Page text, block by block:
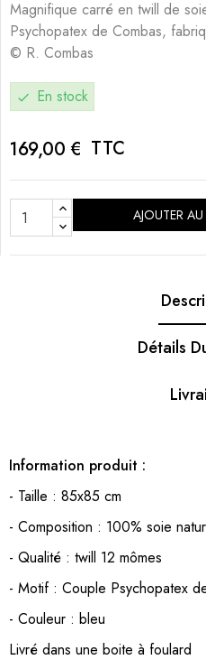
Magnifique carré en twill de
Psychopatex de Combas,
© R. Combas
check En stock
169,00 € TTC
AJOUTER
Détails
Information produit :
- Taille : 85x85 cm
- Composition : 100% soie
- Qualité : twill 12 mômes
- Motif : Couple Psychopatex
- Couleur : bleu
Livré dans une boite à foulard